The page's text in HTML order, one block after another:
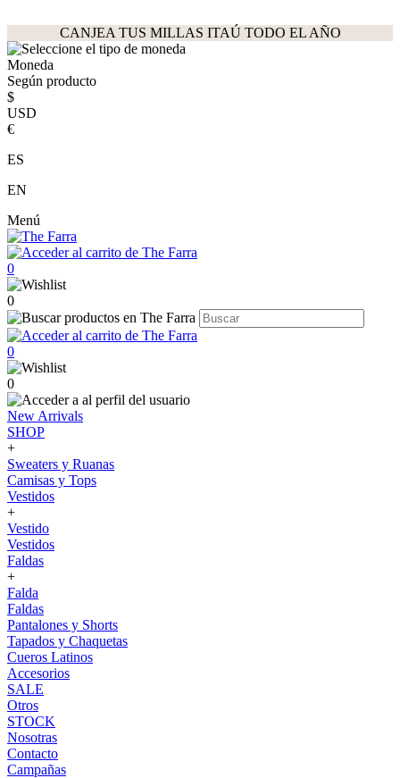
CANJEA TUS MILLAS ITAÚ TODO EL AÑO
Moneda
Según producto
$
USD
€
ES
EN
Menú
0
0
0
0
New Arrivals
SHOP
+
Sweaters y Ruanas
Camisas y Tops
Vestidos
+
Vestido
Vestidos
Faldas
+
Falda
Faldas
Pantalones y Shorts
Tapados y Chaquetas
Cueros Latinos
Accesorios
SALE
Otros
STOCK
Nosotras
Contacto
Campañas